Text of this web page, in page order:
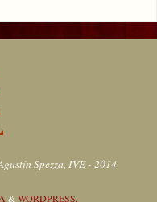
Spezza, IVE - 2014
& WORDPRESS.